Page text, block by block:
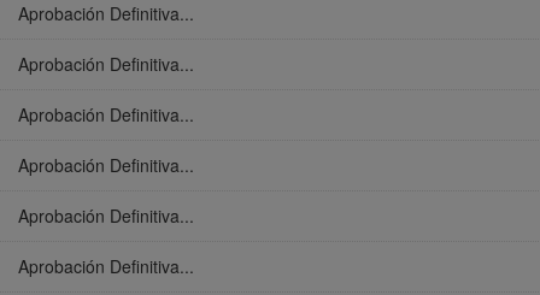
Aprobación Definitiva...
Aprobación Definitiva...
Aprobación Definitiva...
Aprobación Definitiva...
Aprobación Definitiva...
Aprobación Definitiva...